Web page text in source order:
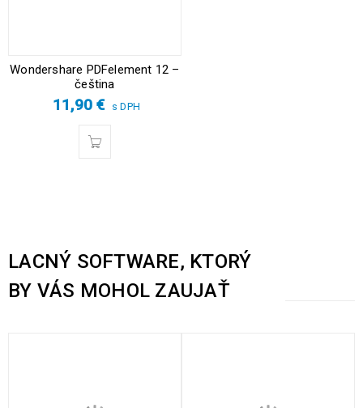
Wondershare PDFelement 12 –
čeština
11,90€ s DPH
LACNÝ SOFTWARE, KTORÝ
BY VÁS MOHOL ZAUJAŤ